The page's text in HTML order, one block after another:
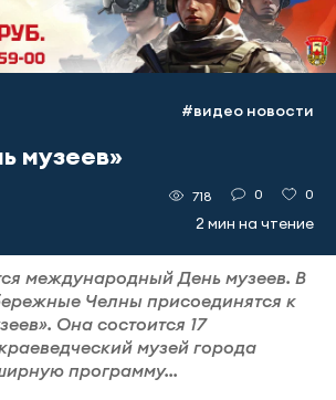
#видео новости
музеев»
718 0 0
2 мин на чтение
международный День музеев. В
Челны присоединятся к
Она состоится 17
музей города
программу...